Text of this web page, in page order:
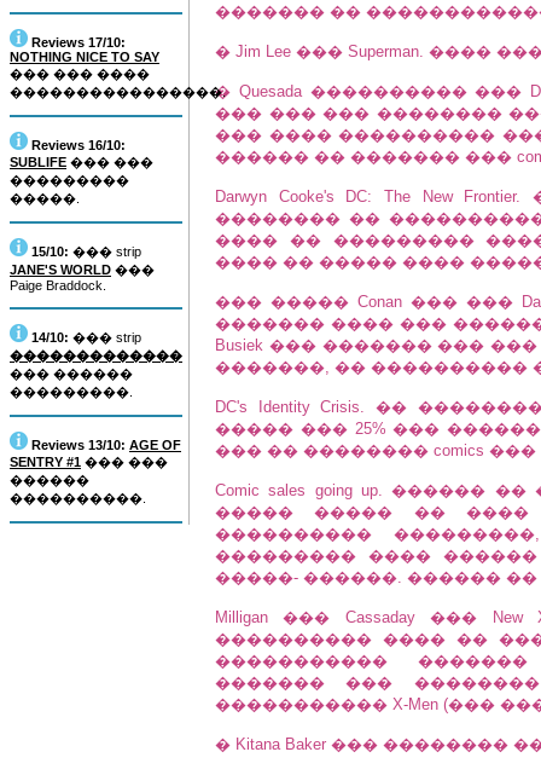
Reviews 17/10:
NOTHING NICE TO SAY
��� ��� ����
����������������.
Reviews 16/10:
SUBLIFE ��� ���
���������
�����.
15/10: ��� strip
JANE'S WORLD ���
Paige Braddock.
14/10: ��� strip
�������������
��� ������
���������.
Reviews 13/10: AGE OF
SENTRY #1 ��� ���
������
����������.
������� ��
� Jim Lee ��� Superman. ����
� Quesada ���������� ���
��� ��� ��� �������� ���
��� ���� ����������
������ �� ������� ���
Darwyn Cooke's DC: The New
�������� ��
���� �� ���������
���� �� ����� ����
��� ����� Conan ��� ���
������� ���� ���
Busiek ��� ������� ���
�������, �� ����������
DC's Identity Crisis. ��
����� ��� 25% ���
��� �� �������� comics
Comic sales going up.
����� ����� ��
����������
��������� ����
�����- ������. ������ ��
Milligan ��� Cassaday ���
���������� ���� ��
�����������
������� ���
����������� X-Men (���
� Kitana Baker ��� �������� ���